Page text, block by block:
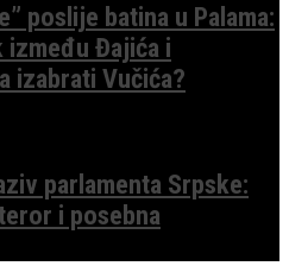
poslije batina u Palama:
između Đajića i
izabrati Vučića?
parlamenta Srpske:
i posebna